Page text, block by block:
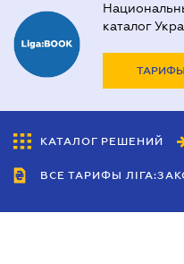
каталог
ТАРИФЫ
КАТАЛОГ РЕШЕНИЙ
ВСЕ ТАРИФЫ